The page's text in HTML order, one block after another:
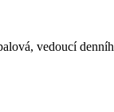
vedoucí